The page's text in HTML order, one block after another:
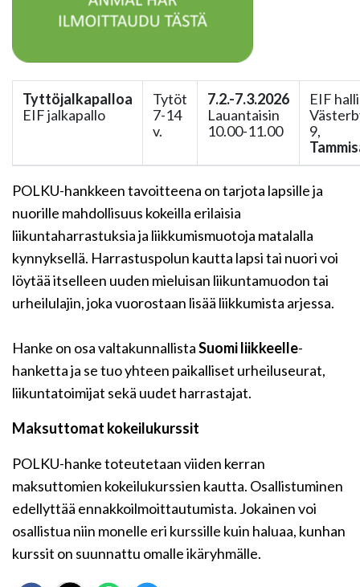
Tyttöjalkapalloa
EIF jalkapallo
Tytöt
7-14
v.
7.2.-7.3.2026
Lauantaisin
10.00-11.00
EIF
9,
POLKU-hankkeen tavoitteena on tarjota lapsille ja
nuorille mahdollisuus kokeilla erilaisia
liikuntaharrastuksia ja liikkumismuotoja matalalla
kynnyksellä. Harrastuspolun kautta lapsi tai nuori voi
löytää itselleen uuden mieluisan liikuntamuodon tai
urheilulajin, joka vuorostaan lisää liikkumista arjessa.
Hanke on osa valtakunnallistaSuomi liikkeelle-
hanketta ja se tuo yhteen paikalliset urheiluseurat,
liikuntatoimijat sekä uudet harrastajat.
Maksuttomat kokeilukurssit
POLKU-hanke toteutetaan viiden kerran
maksuttomien kokeilukurssien kautta. Osallistuminen
edellyttää ennakkoilmoittautumista. Jokainen voi
osallistua niin monelle eri kurssille kuin haluaa, kunhan
kurssit on suunnattu omalle ikäryhmälle.